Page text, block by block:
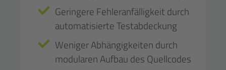
Geringere Fehler­anfällig­keit durch
auto­matisierte Test­ab­deckung
Weniger Abhängig­keiten durch
modularen Aufbau des Quell­codes